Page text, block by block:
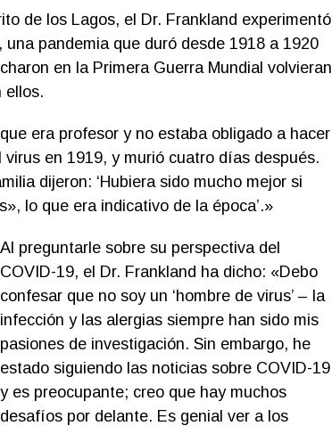
de los Lagos, el Dr. Frankland experimentó
pandemia que duró desde 1918 a 1920
en la Primera Guerra Mundial volvieran
ellos.
era profesor y no estaba obligado a hacer
en 1919, y murió cuatro días después.
dijeron: ‘Hubiera sido mucho mejor si
lo que era indicativo de la época’.»
Al preguntarle sobre su perspectiva del
COVID-19, el Dr. Frankland ha dicho: «Debo
confesar que no soy un ‘hombre de virus’ – la
infección y las alergias siempre han sido mis
pasiones de investigación. Sin embargo, he
estado siguiendo las noticias sobre COVID-19
y es preocupante; creo que hay muchos
desafíos por delante. Es genial ver a los